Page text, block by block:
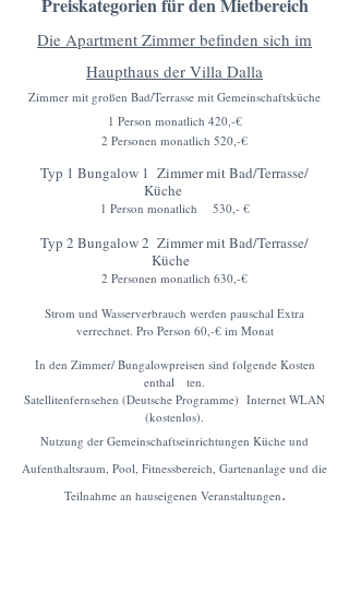
Die Apartment Zimmer befinden sich im
Haupthaus der Villa Dalla
Zimmer mit großen Bad/Terrasse mit Gemeinschaftsküche
1 Person monatlich 420,-€
2 Personen monatlich 520,-€
Typ 1 Bungalow 1 Zimmer mit Bad/Terrasse/
Küche
1 Person monatlich 530,- €
Typ 2 Bungalow 2 Zimmer mit Bad/Terrasse/
Küche
2 Personen monatlich 630,-€
Strom und Wasserverbrauch werden pauschal Extra
verrechnet. Pro Person 60,-€ im Monat
In den Zimmer/ Bungalowpreisen sind folgende Kosten
enthal ten.
Satellitenfernsehen (Deutsche Programme) Internet WLAN
(kostenlos).
​Nutzung der Gemeinschaftseinrichtungen Küche und
Aufenthaltsraum, Pool, Fitnessbereich, Gartenanlage und die
Teilnahme an hauseigenen Veranstaltungen.